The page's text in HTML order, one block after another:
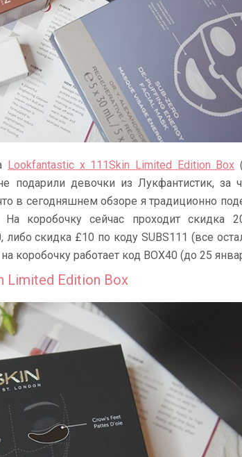
Lookfantastic x 111Skin Limited Edition Box
подарили девочки из Лукфантистик, за
в сегодняшнем обзоре я традиционно
коробочку сейчас проходит скидка
скидка £10 по коду SUBS111 (все
коробочку работает код BOX40 (до 25
Limited Edition Box